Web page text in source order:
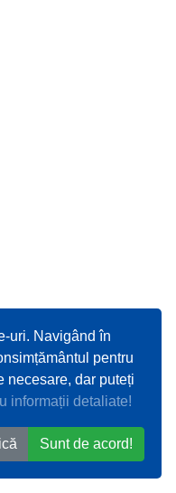
uri. Navigând în
pentru
necesare, dar puteți
informații detaliate!
Sunt de acord!